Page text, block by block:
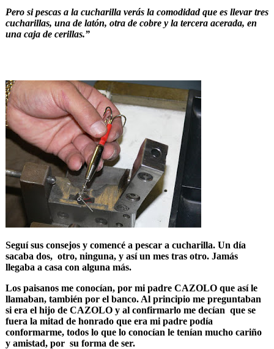
Pero si pescas a la cucharilla verás la comodidad que es llevar tres
cucharillas, una de latón, otra de cobre y la tercera acerada, en
una caja de cerillas.”
Seguí sus consejos y comencé a pescar a cucharilla. Un día
sacaba dos, otro, ninguna, y así un mes tras otro. Jamás
llegaba a casa con alguna más.
Los paisanos me conocían, por mi padre CAZOLO que así le
llamaban, también por el banco. Al principio me preguntaban
si era el hijo de CAZOLO y al confirmarlo me decían que se
fuera la mitad de honrado que era mi padre podía
conformarme, todos lo que lo conocían le tenían mucho cariño
y amistad, por su forma de ser.